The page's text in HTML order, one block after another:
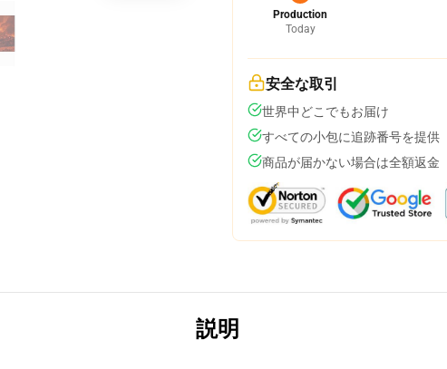
Production
Today
安全な取引
世界中どこでもお届け
すべての小包に追跡番号を提供
商品が届かない場合は全額返金
説明